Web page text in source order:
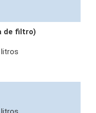
de filtro)
litros